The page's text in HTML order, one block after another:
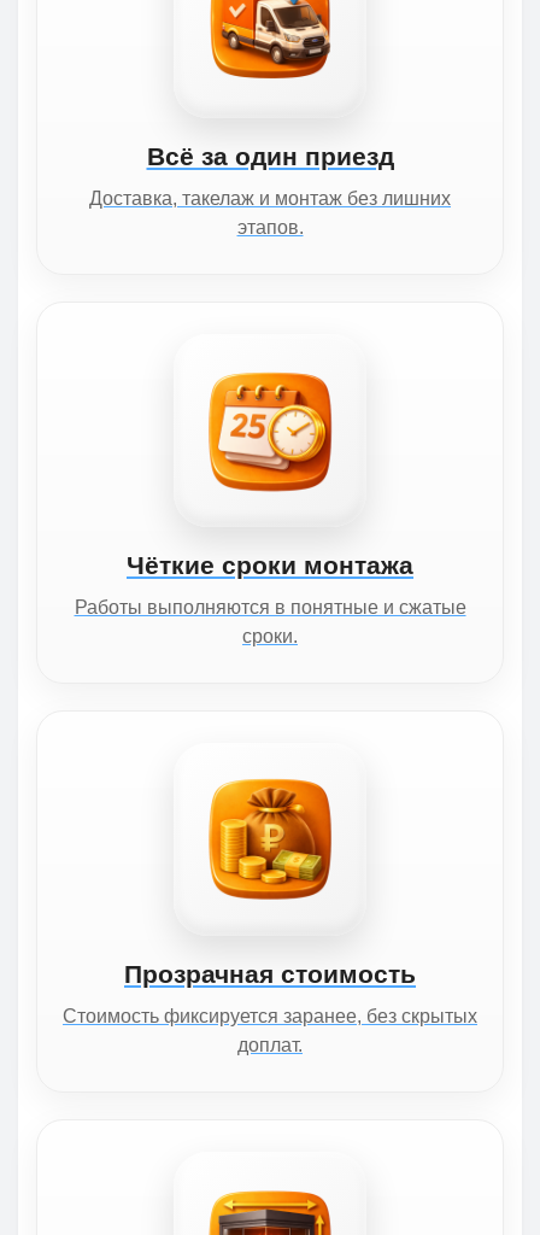
Всё за один приезд
Доставка, такелаж и монтаж без лишних
этапов.
Чёткие сроки монтажа
Работы выполняются в понятные и сжатые
сроки.
Прозрачная стоимость
Стоимость фиксируется заранее, без скрытых
доплат.